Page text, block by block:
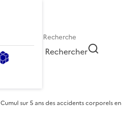
Rechercher
Cumul sur 5 ans des accidents corporels en